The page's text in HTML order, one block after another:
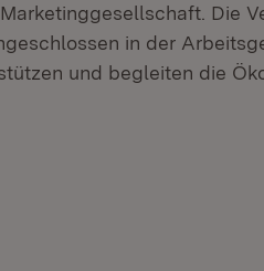
Die
in der
und begleiten die